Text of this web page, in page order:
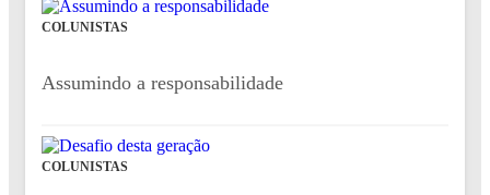
COLUNISTAS
Assumindo a responsabilidade
COLUNISTAS